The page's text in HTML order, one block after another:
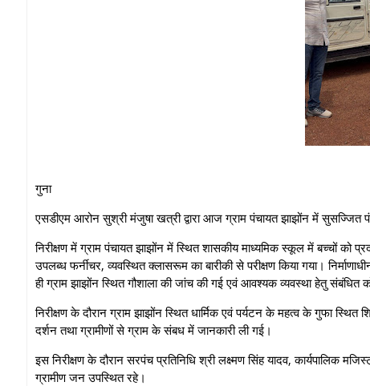
गुना
एसडीएम आरोन सुश्री मंजुषा खत्री द्वारा आज ग्राम पंचायत झाझोंन में सुसज्जित
निरीक्षण में ग्राम पंचायत झाझोंन में स्थित शासकीय माध्यमिक स्कूल में बच्चों को
उपलब्ध फर्नीचर, व्यवस्थित क्लासरूम का बारीकी से परीक्षण किया गया।
ही ग्राम झाझोंन स्थित गौशाला की जांच की गई एवं आवश्यक व्यवस्था हेतु संबंधित को
निरीक्षण के दौरान ग्राम झाझोंन स्थित धार्मिक एवं पर्यटन के महत्व के गुफा
दर्शन तथा ग्रामीणों से ग्राम के संबध में जानकारी ली गई।
इस निरीक्षण के दौरान सरपंच प्रतिनिधि श्री लक्ष्मण सिंह यादव,
ग्रामीण जन उपस्थित रहे।